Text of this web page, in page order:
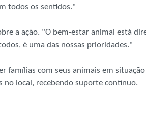
todos os sentidos."
a ação. "O bem-estar animal está
é uma das nossas prioridades."
com seus animais em
local, recebendo suporte contínuo.